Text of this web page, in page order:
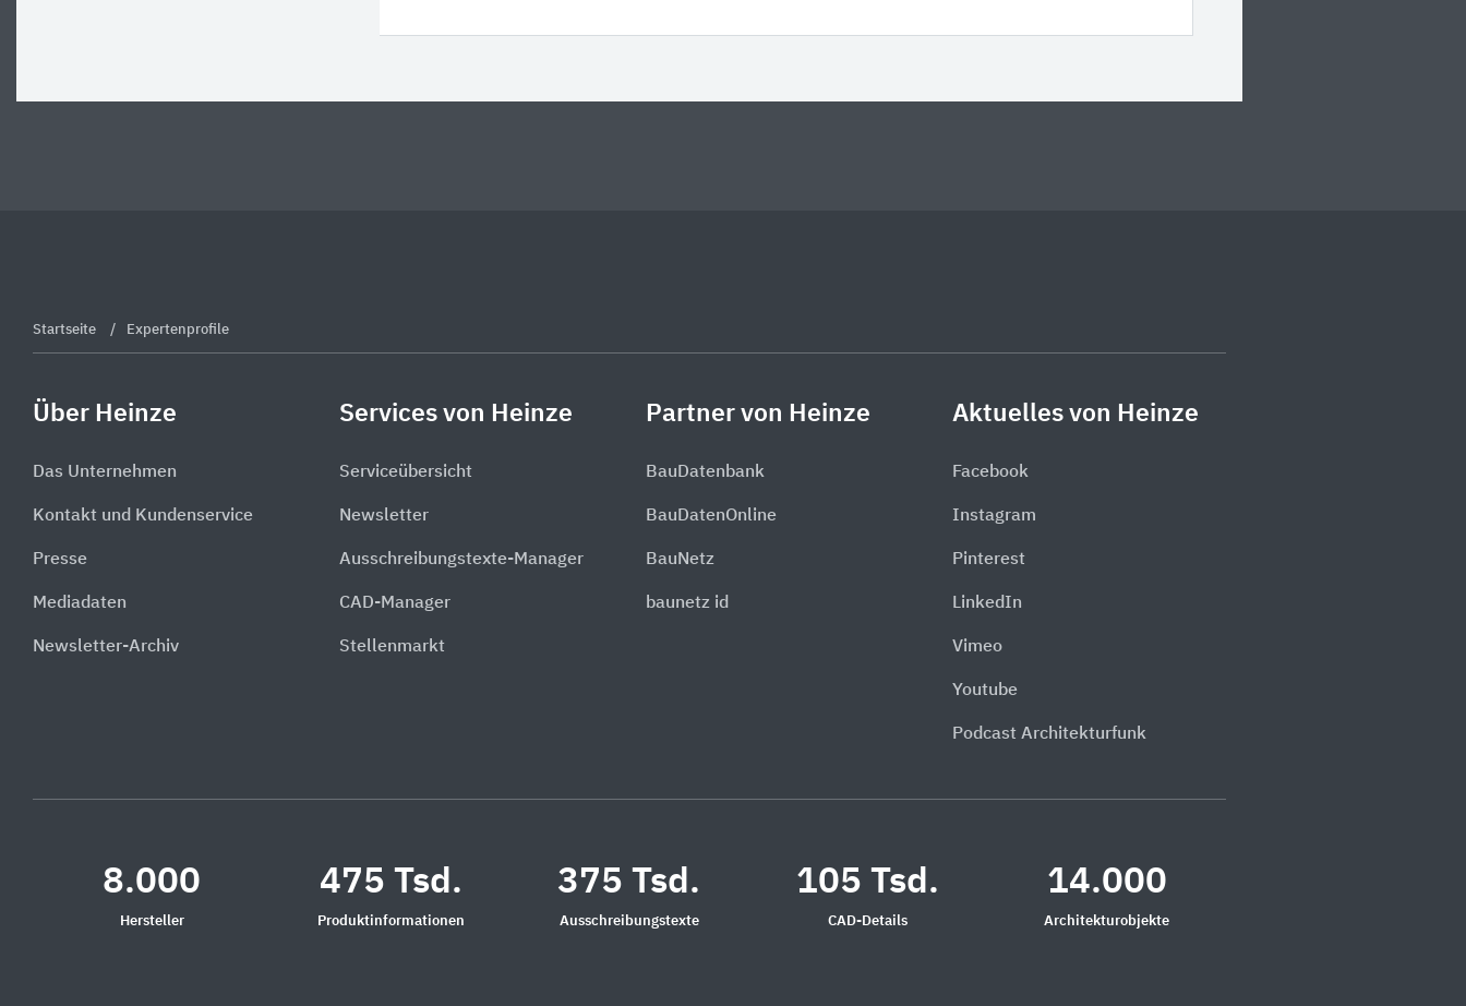
Startseite Expertenprofile
Über Heinze
Das Unternehmen
Kontakt und Kundenservice
Presse
Mediadaten
Newsletter-Archiv
Services von Heinze
Serviceübersicht
Newsletter
Ausschreibungstexte-Manager
CAD-Manager
Stellenmarkt
Partner von Heinze
BauDatenbank
BauDatenOnline
BauNetz
baunetz id
Aktuelles von Heinze
Facebook
Instagram
Pinterest
LinkedIn
Vimeo
Youtube
Podcast Architekturfunk
8.000
Hersteller
475 Tsd.
Produktinformationen
375 Tsd.
Ausschreibungstexte
105 Tsd.
CAD-Details
14.000
Architekturobjekte